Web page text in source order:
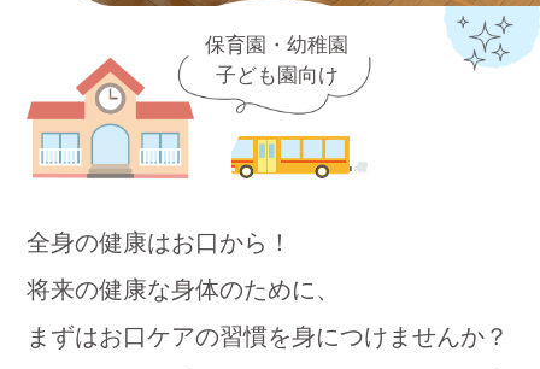
全身の健康はお口から！
将来の健康な身体のために、
まずはお口ケアの習慣を身につけませんか？
保育園・幼稚園
子ども園向け